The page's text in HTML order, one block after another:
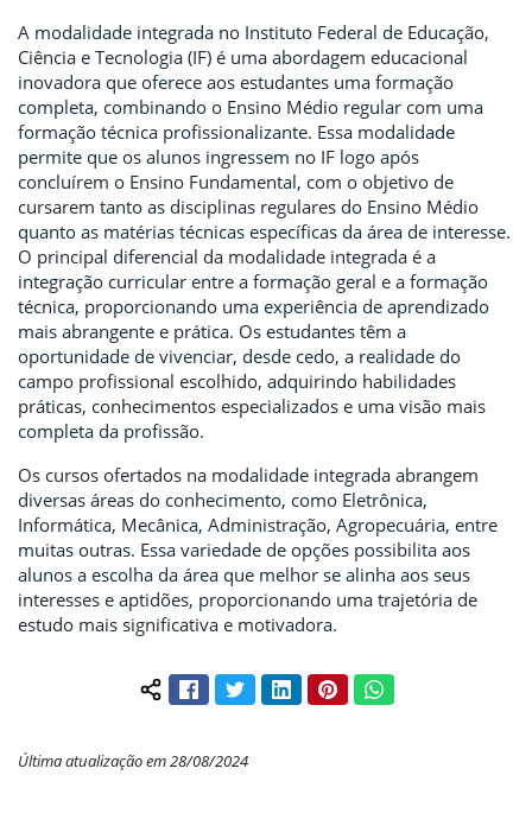
A modalidade integrada no Instituto Federal de Educação,
Ciência e Tecnologia (IF) é uma abordagem educacional
inovadora que oferece aos estudantes uma formação
completa, combinando o Ensino Médio regular com uma
formação técnica profissionalizante. Essa modalidade
permite que os alunos ingressem no IF logo após
concluírem o Ensino Fundamental, com o objetivo de
cursarem tanto as disciplinas regulares do Ensino Médio
quanto as matérias técnicas específicas da área de interesse.
O principal diferencial da modalidade integrada é a
integração curricular entre a formação geral e a formação
técnica, proporcionando uma experiência de aprendizado
mais abrangente e prática. Os estudantes têm a
oportunidade de vivenciar, desde cedo, a realidade do
campo profissional escolhido, adquirindo habilidades
práticas, conhecimentos especializados e uma visão mais
completa da profissão.
Os cursos ofertados na modalidade integrada abrangem
diversas áreas do conhecimento, como Eletrônica,
Informática, Mecânica, Administração, Agropecuária, entre
muitas outras. Essa variedade de opções possibilita aos
alunos a escolha da área que melhor se alinha aos seus
interesses e aptidões, proporcionando uma trajetória de
estudo mais significativa e motivadora.
Compartilhar conteúdo:
FacebookTwitterLinkedInPinterestWhatsApp
Última atualização em 28/08/2024